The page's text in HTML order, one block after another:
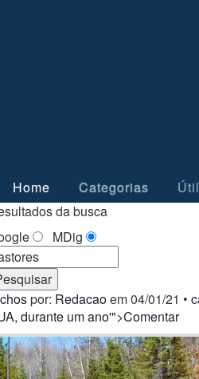
Home Categorias Útil
da busca
MDig
por: Redacaoem 04/01/21 •
durante um ano'">Comentar